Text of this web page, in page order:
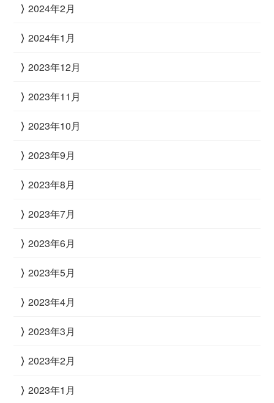
2024年2月
2024年1月
2023年12月
2023年11月
2023年10月
2023年9月
2023年8月
2023年7月
2023年6月
2023年5月
2023年4月
2023年3月
2023年2月
2023年1月